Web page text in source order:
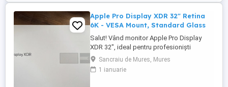
Apple Pro Display XDR 32" Retina
6K - VESA Mount, Standard Glass
Salut! Vând monitor Apple Pro Display
XDR 32", ideal pentru profesioniști
(editare foto video, colorizare, grafică,
programare). Monitorul a fost folosit cu
mare grijă și se află într-o stare estetică și
Sancraiu de Mures, Mures
1 ianuarie